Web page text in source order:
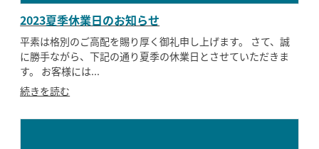
2023夏季休業日のお知らせ
平素は格別のご高配を賜り厚く御礼申し上げます。 さて、誠
に勝手ながら、下記の通り夏季の休業日とさせていただきま
す。 お客様には...
続きを読む